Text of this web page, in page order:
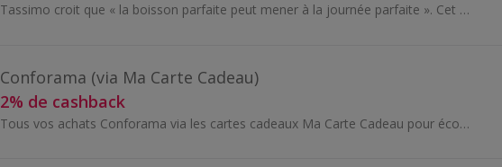
Tassimo croit que « la boisson parfaite peut mener à la journée parfaite ». Cet état d'esprit se reflète dans leur vaste gamme de produits...
Conforama (via Ma Carte Cadeau)
2% de cashback
Tous vos achats Conforama via les cartes cadeaux Ma Carte Cadeau pour économiser un maximum sur vos achats en ligne comme en magasin - Du mobilier...